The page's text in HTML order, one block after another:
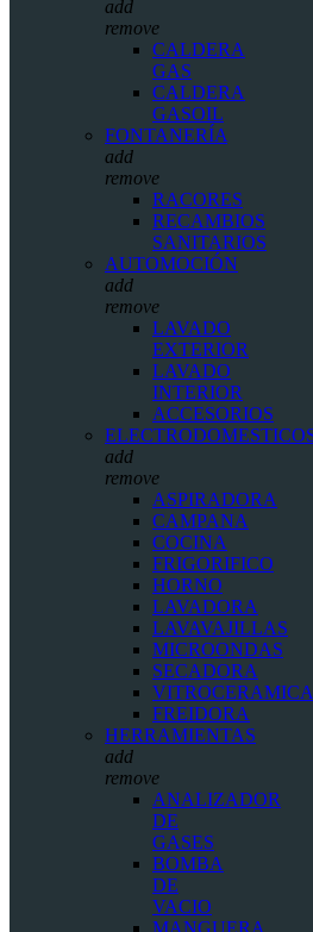
add
remove
CALDERA
GAS
CALDERA
GASOIL
FONTANERÍA
add
remove
RACORES
RECAMBIOS
SANITARIOS
AUTOMOCIÓN
add
remove
LAVADO
EXTERIOR
LAVADO
INTERIOR
ACCESORIOS
add
remove
ASPIRADORA
CAMPANA
COCINA
FRIGORIFICO
HORNO
LAVADORA
LAVAVAJILLAS
MICROONDAS
SECADORA
VITROCERAMICA
FREIDORA
HERRAMIENTAS
add
remove
ANALIZADOR
DE
GASES
BOMBA
DE
VACIO